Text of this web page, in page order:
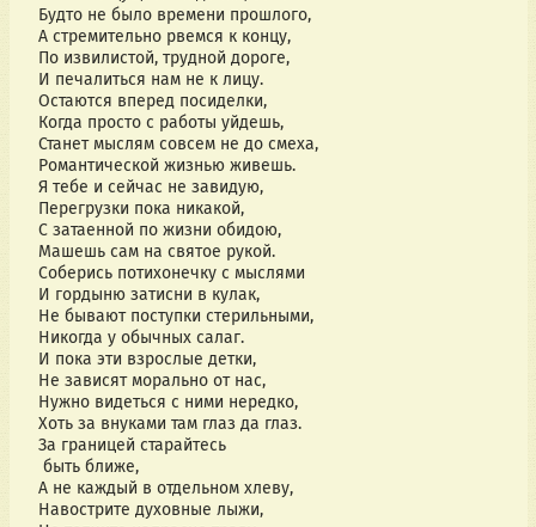
Будто не было времени прошлого,
А стремительно рвемся к концу,
По извилистой, трудной дороге,
И печалиться нам не к лицу.
Остаются вперед посиделки,
Когда просто с работы уйдешь,
Станет мыслям совсем не до смеха,
Романтической жизнью живешь.
Я тебе и сейчас не завидую,
Перегрузки пока никакой,
С затаенной по жизни обидою,
Машешь сам на святое рукой.
Соберись потихонечку с мыслями
И гордыню затисни в кулак,
Не бывают поступки стерильными,
Никогда у обычных салаг.
И пока эти взрослые детки,
Не зависят морально от нас,
Нужно видеться с ними нередко,
Хоть за внуками там глаз да глаз.
За границей старайтесь
быть ближе,
А не каждый в отдельном хлеву,
Навострите духовные лыжи,